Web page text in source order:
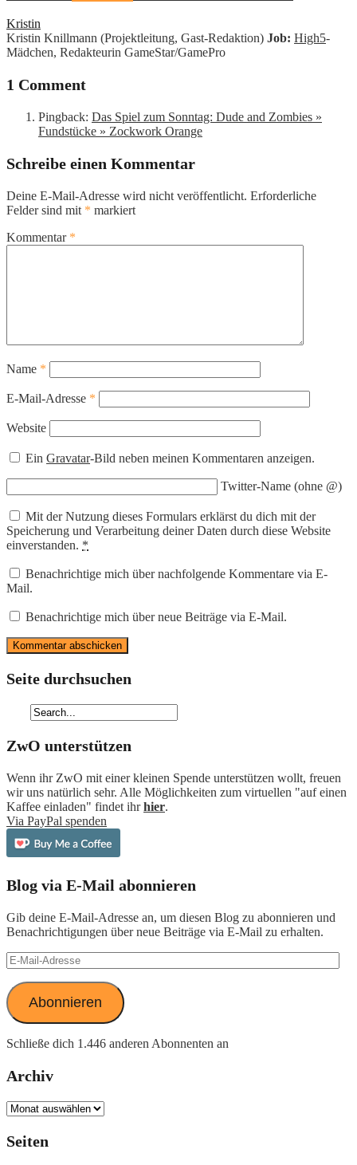
Kristin
Kristin Knillmann (Projektleitung, Gast-Redaktion) Job: High5-
Mädchen, Redakteurin GameStar/GamePro
1 Comment
Pingback: Das Spiel zum Sonntag: Dude and Zombies »
Fundstücke » Zockwork Orange
Schreibe einen Kommentar
Deine E-Mail-Adresse wird nicht veröffentlicht. Erforderliche
Felder sind mit * markiert
Kommentar *
Name *
E-Mail-Adresse *
Website
EinGravatar-Bild neben meinen Kommentaren anzeigen.
Twitter-Name (ohne @)
Mit der Nutzung dieses Formulars erklärst du dich mit der
Speicherung und Verarbeitung deiner Daten durch diese Website
einverstanden. *
Benachrichtige mich über nachfolgende Kommentare via E-
Mail.
Benachrichtige mich über neue Beiträge via E-Mail.
Seite durchsuchen
ZwO unterstützen
Wenn ihr ZwO mit einer kleinen Spende unterstützen wollt, freuen
wir uns natürlich sehr. Alle Möglichkeiten zum virtuellen "auf einen
Kaffee einladen" findet ihrhier.
Via PayPal spenden
Blog via E-Mail abonnieren
Gib deine E-Mail-Adresse an, um diesen Blog zu abonnieren und
Benachrichtigungen über neue Beiträge via E-Mail zu erhalten.
E-
Mail-
Adresse
Abonnieren
Schließe dich 1.446 anderen Abonnenten an
Archiv
Archiv
Seiten